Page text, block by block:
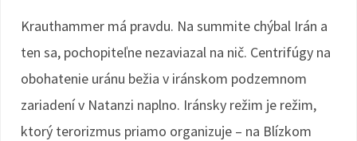
Krauthammer má pravdu. Na summite chýbal Irán a
ten sa, pochopiteľne nezaviazal na nič. Centrifúgy na
obohatenie uránu bežia v iránskom podzemnom
zariadení v Natanzi naplno. Iránsky režim je režim,
ktorý terorizmus priamo organizuje – na Blízkom